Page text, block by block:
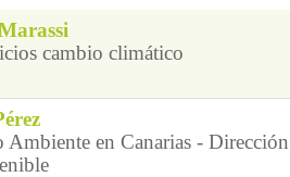
cambio climático
Ambiente en Canarias -